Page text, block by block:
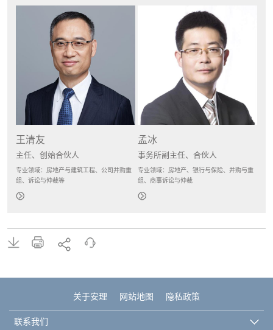
王清友
主任、创始合伙人
专业领域：房地产与建筑工程、公司并购重
组、诉讼与仲裁等
孟冰
事务所副主任、合伙人
专业领域：房地产、银行与保险、并购与重
组、商事诉讼与仲裁
关于安理 网站地图 隐私政策
联系我们